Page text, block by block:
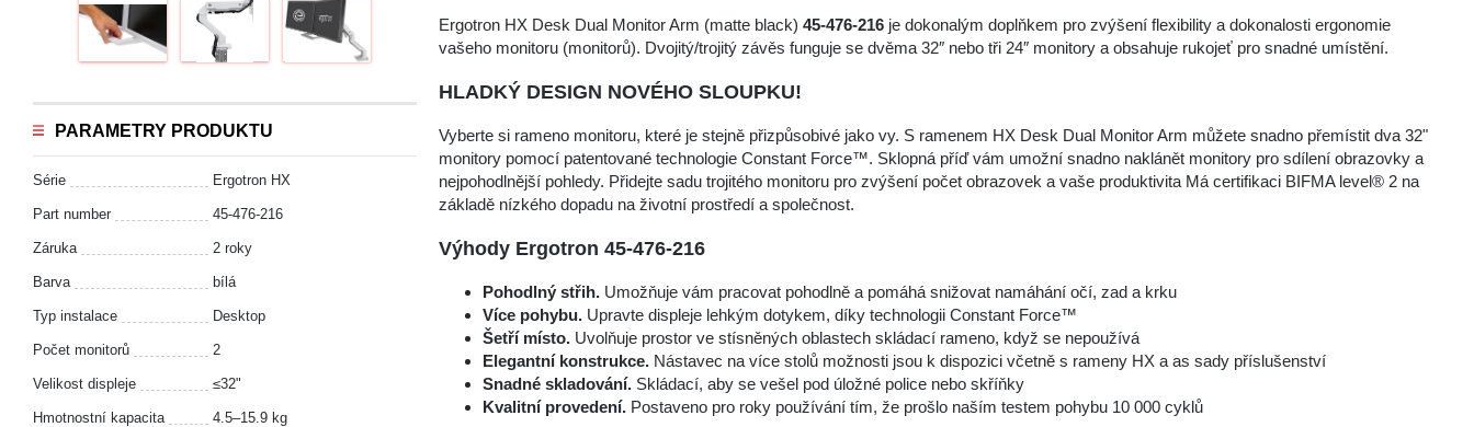
PARAMETRY PRODUKTU
Série Ergotron HX
Part number 45-476-216
Záruka 2 roky
Barva bílá
Typ instalace Desktop
Počet monitorů 2
Velikost displeje ≤32"
Hmotnostní kapacita 4.5–15.9 kg
Ergotron HX Desk Dual Monitor Arm (matte black) 45-476-216 je dokonalým doplňkem pro zvýšení flexibility a dokonalosti ergonomie
vašeho monitoru (monitorů). Dvojitý/trojitý závěs funguje se dvěma 32″ nebo tři 24″ monitory a obsahuje rukojeť pro snadné umístění.
HLADKÝ DESIGN NOVÉHO SLOUPKU!
Vyberte si rameno monitoru, které je stejně přizpůsobivé jako vy. S ramenem HX Desk Dual Monitor Arm můžete snadno přemístit dva 32"
monitory pomocí patentované technologie Constant Force™. Sklopná příď vám umožní snadno naklánět monitory pro sdílení obrazovky a
nejpohodlnější pohledy. Přidejte sadu trojitého monitoru pro zvýšení počet obrazovek a vaše produktivita Má certifikaci BIFMA level® 2 na
základě nízkého dopadu na životní prostředí a společnost.
Výhody Ergotron 45-476-216
Pohodlný střih. Umožňuje vám pracovat pohodlně a pomáhá snižovat namáhání očí, zad a krku
Více pohybu. Upravte displeje lehkým dotykem, díky technologii Constant Force™
Šetří místo. Uvolňuje prostor ve stísněných oblastech skládací rameno, když se nepoužívá
Elegantní konstrukce. Nástavec na více stolů možnosti jsou k dispozici včetně s rameny HX a as sady příslušenství
Snadné skladování. Skládací, aby se vešel pod úložné police nebo skříňky
Kvalitní provedení. Postaveno pro roky používání tím, že prošlo naším testem pohybu 10 000 cyklů